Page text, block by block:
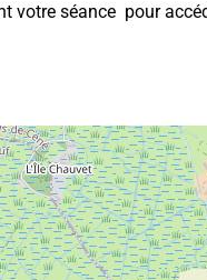
votre séance pour